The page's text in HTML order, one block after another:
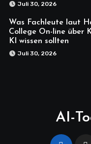
Juli 30, 2026
Was Fachleute laut
College On-line über
KI wissen sollten
Juli 30, 2026
AI-